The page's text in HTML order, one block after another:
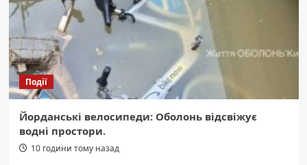
Події
Йорданські велосипеди: Оболонь відсвіжує
водні простори.
10 години тому назад